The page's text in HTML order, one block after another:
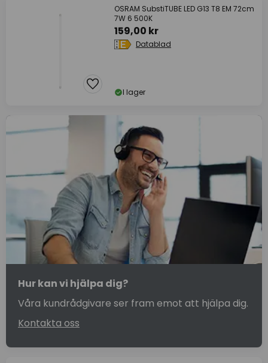
OSRAM SubstiTUBE LED G13 T8 EM 72cm
7W 6 500K
159,00 kr
Datablad
I lager
Hur kan vi hjälpa dig?
Våra kundrådgivare ser fram emot att hjälpa dig.
Kontakta oss